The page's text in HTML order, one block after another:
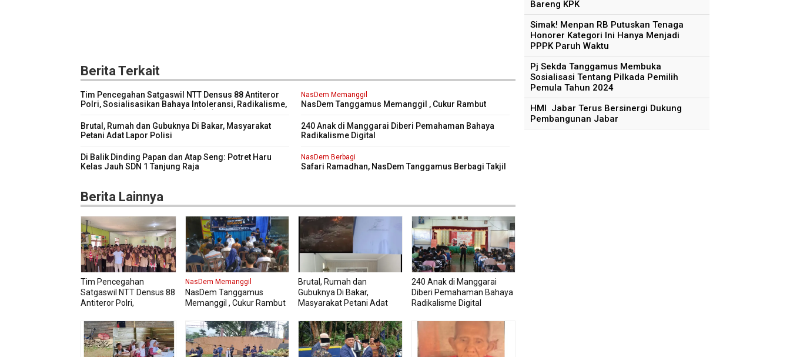
Berita Terkait
Tim Pencegahan Satgaswil NTT Densus 88 Antiteror
Polri, Sosialisasikan Bahaya Intoleransi, Radikalisme,
kelas XI dan XII MAN Manggarai Barat
NasDem Memanggil
NasDem Tanggamus Memanggil , Cukur Rambut
Brutal, Rumah dan Gubuknya Di Bakar, Masyarakat
Petani Adat Lapor Polisi
240 Anak di Manggarai Diberi Pemahaman Bahaya
Radikalisme Digital
Di Balik Dinding Papan dan Atap Seng: Potret Haru
Kelas Jauh SDN 1 Tanjung Raja
NasDem Berbagi
Safari Ramadhan, NasDem Tanggamus Berbagi Takjil
Berita Lainnya
Tim Pencegahan
Satgaswil NTT Densus 88
Antiteror Polri,
Intoleransi, Radikalisme,
Ekstremisme dan
Terorisme (IRET), Pada
NasDem Memanggil
NasDem Tanggamus
Memanggil , Cukur Rambut
Warga
Brutal, Rumah dan
Gubuknya Di Bakar,
Masyarakat Petani Adat
240 Anak di Manggarai
Diberi Pemahaman Bahaya
Radikalisme Digital
Bareng KPK
Simak! Menpan RB Putuskan Tenaga
Honorer Kategori Ini Hanya Menjadi
PPPK Paruh Waktu
Pj Sekda Tanggamus Membuka
Sosialisasi Tentang Pilkada Pemilih
Pemula Tahun 2024
HMI Jabar Terus Bersinergi Dukung
Pembangunan Jabar